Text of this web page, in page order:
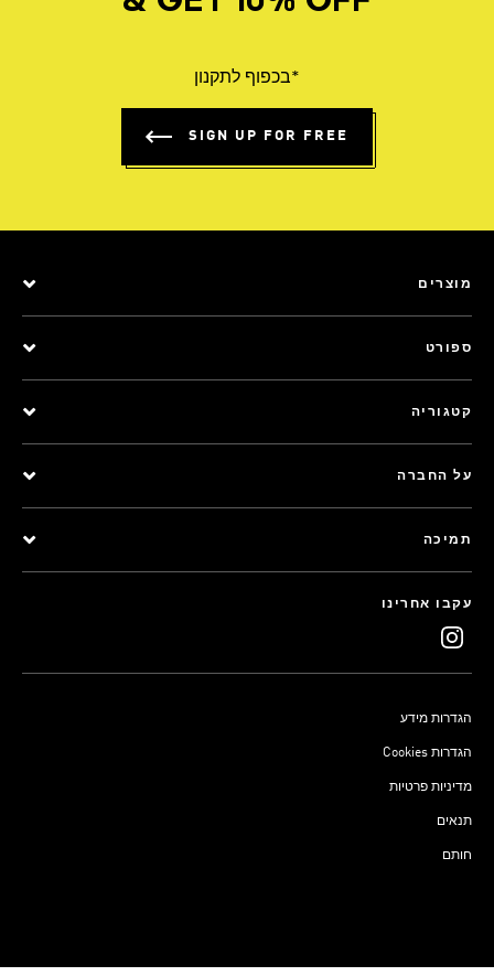
*בכפוף לתקנון
SIGN UP FOR FREE
מוצרים
ספורט
קטגוריה
על החברה
תמיכה
עקבו אחרינו
הגדרות מידע
Cookies הגדרות
מדיניות פרטיות
תנאים
חותם